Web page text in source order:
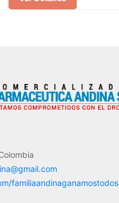
familiaandinaganamostodos